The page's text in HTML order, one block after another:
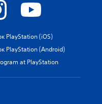
PlayStation (iOS)
PlayStation (Android)
at PlayStation